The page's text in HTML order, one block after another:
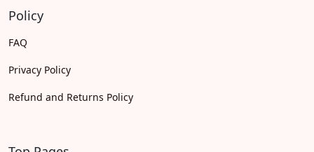
Policy
FAQ
Privacy Policy
Refund and Returns Policy